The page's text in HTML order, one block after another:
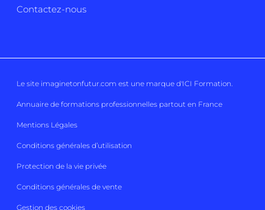
Contactez-nous
Le site imaginetonfutur.com est une marque d'ICI Formation.
Annuaire de formations professionnelles partout en France
Mentions Légales
Conditions générales d’utilisation
Protection de la vie privée
Conditions générales de vente
Gestion des cookies